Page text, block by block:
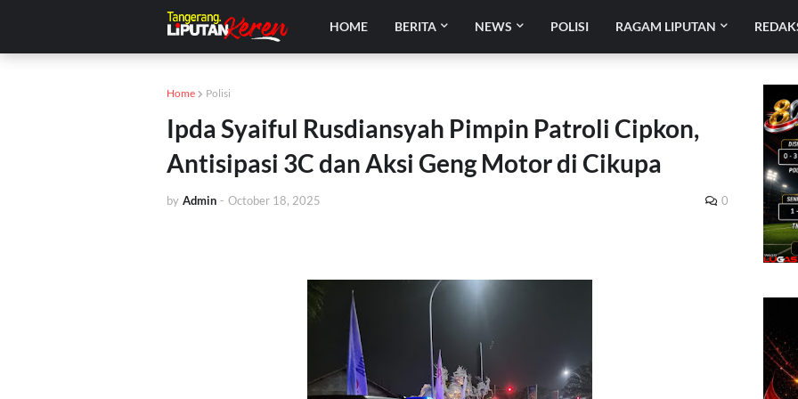
HOME BERITA NEWS POLISI RAGAM LIPUTAN
Home Polisi
Ipda Syaiful Rusdiansyah Pimpin Patroli Cipkon,
Antisipasi 3C dan Aksi Geng Motor di Cikupa
by Admin - October 18, 2025 0